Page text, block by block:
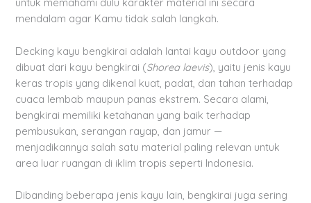
untuk memahami dulu karakter material ini secara
mendalam agar Kamu tidak salah langkah.
Decking kayu bengkirai adalah lantai kayu outdoor yang
dibuat dari kayu bengkirai (Shorea laevis), yaitu jenis kayu
keras tropis yang dikenal kuat, padat, dan tahan terhadap
cuaca lembab maupun panas ekstrem. Secara alami,
bengkirai memiliki ketahanan yang baik terhadap
pembusukan, serangan rayap, dan jamur —
menjadikannya salah satu material paling relevan untuk
area luar ruangan di iklim tropis seperti Indonesia.
Dibanding beberapa jenis kayu lain, bengkirai juga sering